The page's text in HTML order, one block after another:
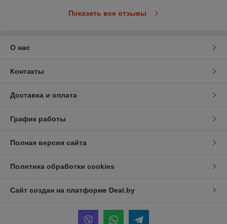
Показать все отзывы
О нас
Контакты
Доставка и оплата
График работы
Полная версия сайта
Политика обработки cookies
Сайт создан на платформе Deal.by